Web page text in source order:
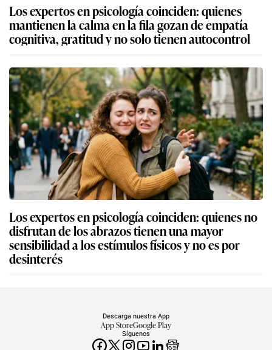
Los expertos en psicología coinciden: quienes
mantienen la calma en la fila gozan de empatía
cognitiva, gratitud y no solo tienen autocontrol
Los expertos en psicología coinciden: quienes no
disfrutan de los abrazos tienen una mayor
sensibilidad a los estímulos físicos y no es por
desinterés
Síguenos
Descarga nuestra App
App StoreGoogle Play